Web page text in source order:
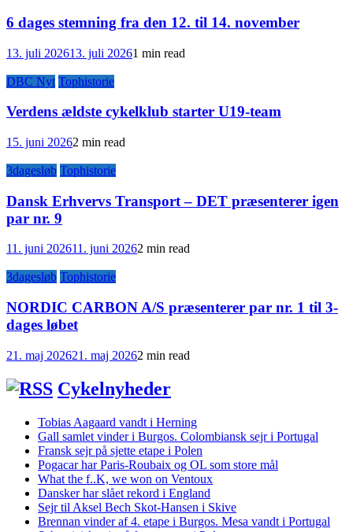
6 dages stemning fra den 12. til 14. november
13. juli 202613. juli 20261 min read
DBC Nyt Tophistorie
Verdens ældste cykelklub starter U19-team
15. juni 20262 min read
3dagesløb Tophistorie
Dansk Erhvervs Transport – DET præsenterer igen
par nr. 9
11. juni 202611. juni 20262 min read
3dagesløb Tophistorie
NORDIC CARBON A/S præsenterer par nr. 1 til 3-
dages løbet
21. maj 202621. maj 20262 min read
Cykelnyheder
Tobias Aagaard vandt i Herning
Gall samlet vinder i Burgos. Colombiansk sejr i Portugal
Fransk sejr på sjette etape i Polen
Pogacar har Paris-Roubaix og OL som store mål
What the f..K, we won on Ventoux
Dansker har slået rekord i England
Sejr til Aksel Bech Skot-Hansen i Skive
Brennan vinder af 4. etape i Burgos. Mesa vandt i Portugal